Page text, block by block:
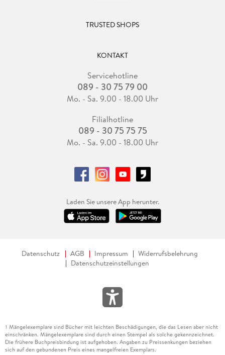
TRUSTED SHOPS
KONTAKT
Servicehotline
089 - 30 75 79 00
Mo. - Sa. 9.00 - 18.00 Uhr
Filialhotline
089 - 30 75 75 75
Mo. - Sa. 9.00 - 18.00 Uhr
Laden Sie unsere App herunter.
Datenschutz AGB Impressum
Widerrufsbelehrung
Datenschutzeinstellungen
1 Mängelexemplare sind Bücher mit leichten Beschädigungen, die das Lesen aber nicht
einschränken. Mängelexemplare sind durch einen Stempel als solche gekennzeichnet.
Die frühere Buchpreisbindung ist aufgehoben. Angaben zu Preissenkungen beziehen
sich auf den gebundenen Preis eines mangelfreien Exemplars.